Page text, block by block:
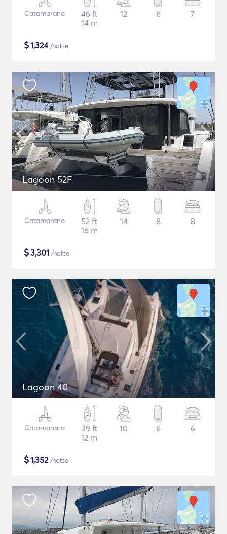
Catamarano
46 ft
14 m
12 6 7
$1,324/notte
Lagoon 52F
Catamarano
52 ft
16 m
14 8 8
$3,301 /notte
Lagoon 40
Catamarano
39 ft
12 m
10 6 6
$1,352/notte